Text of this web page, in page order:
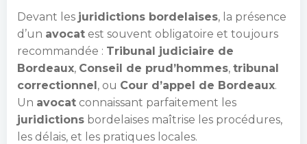
Devant les juridictions bordelaises, la présence
d’un avocat est souvent obligatoire et toujours
recommandée : Tribunal judiciaire de
Bordeaux, Conseil de prud’hommes, tribunal
correctionnel, ou Cour d’appel de Bordeaux.
Un avocat connaissant parfaitement les
juridictions bordelaises maîtrise les procédures,
les délais, et les pratiques locales.